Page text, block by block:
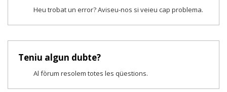
Heu trobat un error? Aviseu-nos si veieu cap problema.
Teniu algun dubte?
Al fòrum resolem totes les qüestions.